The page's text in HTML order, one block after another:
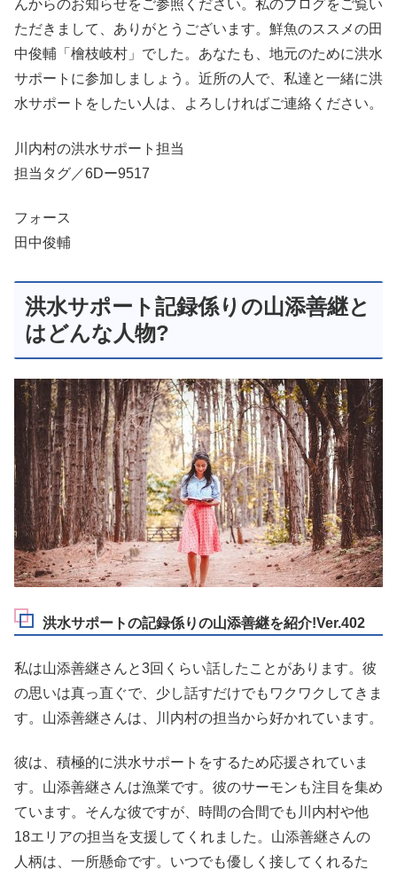
んからのお知らせをご参照ください。私のブログをご覧い
ただきまして、ありがとうございます。鮮魚のススメの田
中俊輔「檜枝岐村」でした。あなたも、地元のために洪水
サポートに参加しましょう。近所の人で、私達と一緒に洪
水サポートをしたい人は、よろしければご連絡ください。
川内村の洪水サポート担当
担当タグ／6Dー9517
フォース
田中俊輔
洪水サポート記録係りの山添善継と
はどんな人物?
洪水サポートの記録係りの山添善継を紹介!Ver.402
私は山添善継さんと3回くらい話したことがあります。彼
の思いは真っ直ぐで、少し話すだけでもワクワクしてきま
す。山添善継さんは、川内村の担当から好かれています。
彼は、積極的に洪水サポートをするため応援されていま
す。山添善継さんは漁業です。彼のサーモンも注目を集め
ています。そんな彼ですが、時間の合間でも川内村や他
18エリアの担当を支援してくれました。山添善継さんの
人柄は、一所懸命です。いつでも優しく接してくれるた